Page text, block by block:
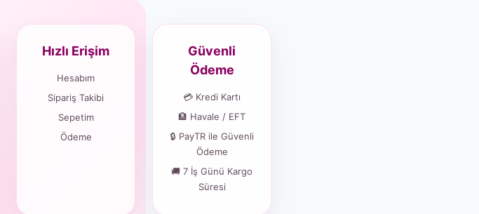
Hızlı Erişim
Hesabım
Sipariş Takibi
Sepetim
Ödeme
Güvenli
Ödeme
💳 Kredi Kartı
🏦 Havale / EFT
🔒 PayTR ile Güvenli
Ödeme
🚚 7 İş Günü Kargo
Süresi